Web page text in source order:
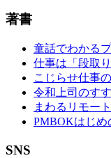
著書
童話でわかる
仕事は「段取
こじらせ仕事
令和上司のす
まわるリモー
PMBOKはじめ
SNS